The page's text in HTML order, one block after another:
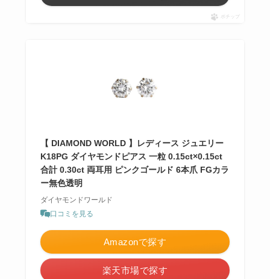
ポチップ
【 DIAMOND WORLD 】レディース ジュエリー
K18PG ダイヤモンドピアス 一粒 0.15ct×0.15ct
合計 0.30ct 両耳用 ピンクゴールド 6本爪 FGカラ
ー無色透明
ダイヤモンドワールド
口コミを見る
Amazonで探す
楽天市場で探す